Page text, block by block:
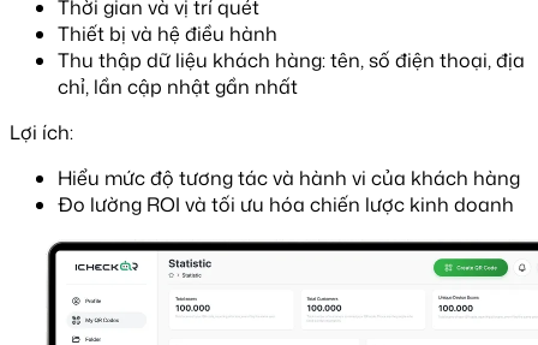
Thời gian và vị trí quét
Thiết bị và hệ điều hành
Thu thập dữ liệu khách hàng: tên, số điện thoại, địa
chỉ, lần cập nhật gần nhất
Lợi ích:
Hiểu mức độ tương tác và hành vi của khách hàng
Đo lường ROI và tối ưu hóa chiến lược kinh doanh